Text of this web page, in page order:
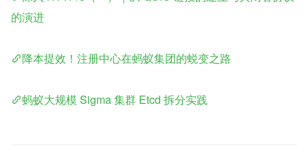
的演进
降本提效！注册中心在蚂蚁集团的蜕变之路
蚂蚁大规模 Sigma 集群 Etcd 拆分实践